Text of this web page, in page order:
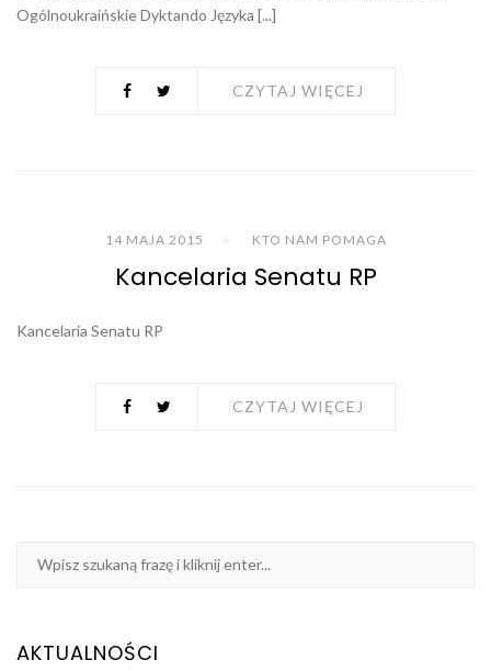
Ogólnoukraińskie Dyktando Języka [...]
CZYTAJ WIĘCEJ
14 MAJA 2015 KTO NAM POMAGA
Kancelaria Senatu RP
Kancelaria Senatu RP
CZYTAJ WIĘCEJ
AKTUALNOŚCI